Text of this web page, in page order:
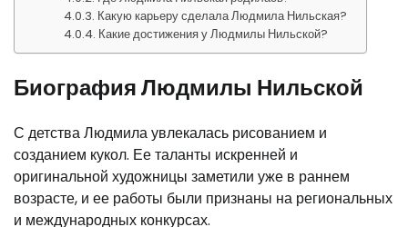
Какую карьеру сделала Людмила Нильская?
Какие достижения у Людмилы Нильской?
Биография Людмилы Нильской
С детства Людмила увлекалась рисованием и
созданием кукол. Ее таланты искренней и
оригинальной художницы заметили уже в раннем
возрасте, и ее работы были признаны на региональных
и международных конкурсах.